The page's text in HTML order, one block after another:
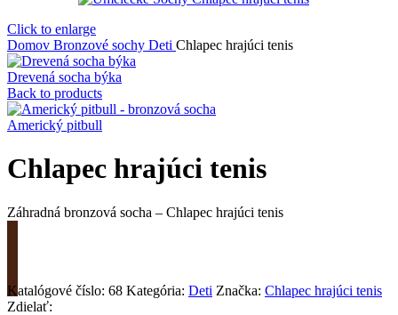
Click to enlarge
Domov Bronzové sochy Deti Chlapec hrajúci tenis
Drevená socha býka
Back to products
Americký pitbull
Chlapec hrajúci tenis
Záhradná bronzová socha – Chlapec hrajúci tenis
Katalógové číslo: 68 Kategória: Deti Značka: Chlapec hrajúci tenis
Zdielať: